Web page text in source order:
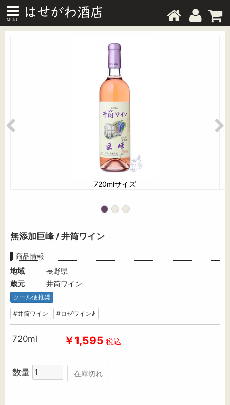
MENU
720mlサイズ
無添加巨峰 / 井筒ワイン
商品情報
地域
長野県
蔵元
井筒ワイン
クール便推奨
#井筒ワイン #ロゼワイン♪
720ml ￥1,595 税込
数量 在庫切れ